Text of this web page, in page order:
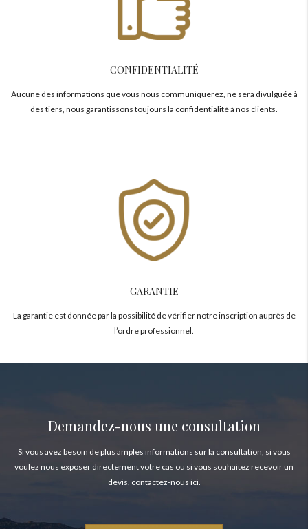
CONFIDENTIALITÉ
Aucune des informations que vous nous communiquerez, ne sera divulguée à
des tiers, nous garantissons toujours la confidentialité à nos clients.
GARANTIE
La garantie est donnée par la possibilité de vérifier notre inscription auprès de
l’ordre professionnel.
Demandez-nous une consultation
Si vous avez besoin de plus amples informations sur la consultation, si vous
voulez nous exposer directement votre cas ou si vous souhaitez recevoir un
devis, contactez-nous ici.